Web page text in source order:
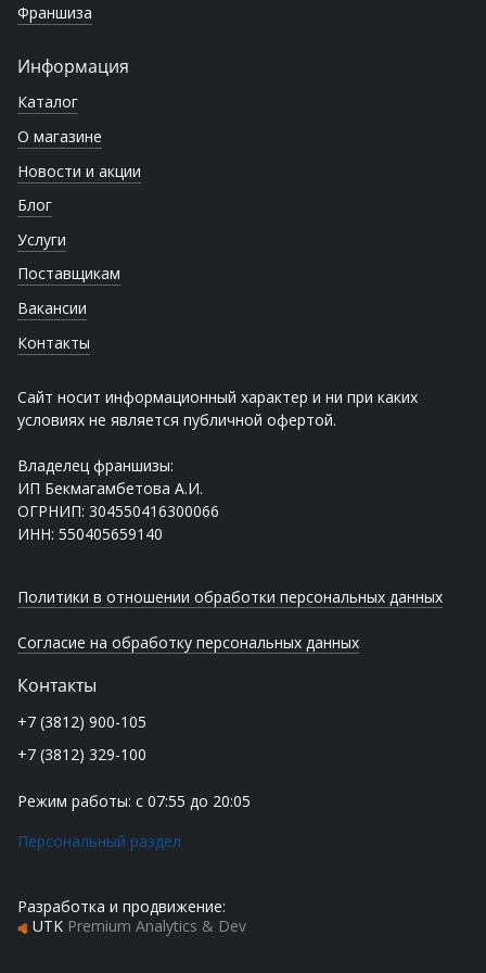
Франшиза
Информация
Каталог
О магазине
Новости и акции
Блог
Услуги
Поставщикам
Вакансии
Контакты
Сайт носит информационный характер и ни при каких
условиях не является публичной офертой.
Владелец франшизы:
ИП Бекмагамбетова А.И.
ОГРНИП: 304550416300066
ИНН: 550405659140
Политики в отношении обработки персональных данных
Согласие на обработку персональных данных
Контакты
+7 (3812) 900-105
+7 (3812) 329-100
Режим работы: с 07:55 до 20:05
Персональный раздел
Разработка и продвижение:
UTK Premium Analytics & Dev